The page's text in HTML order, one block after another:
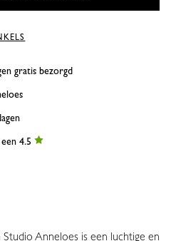
gratis bezorgd
4.5
Anneloes is een luchtige en